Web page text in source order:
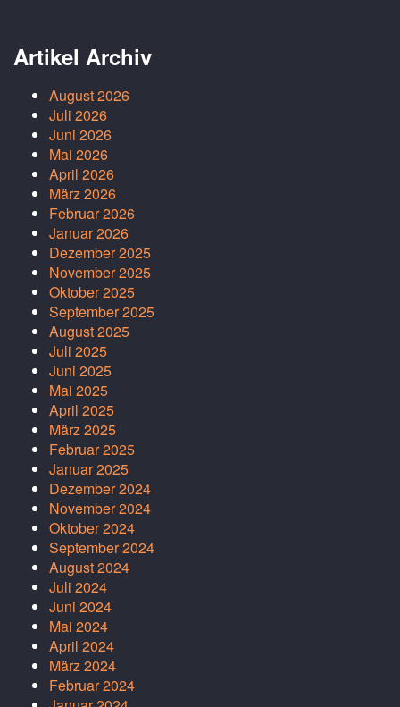
Artikel Archiv
August 2026
Juli 2026
Juni 2026
Mai 2026
April 2026
März 2026
Februar 2026
Januar 2026
Dezember 2025
November 2025
Oktober 2025
September 2025
August 2025
Juli 2025
Juni 2025
Mai 2025
April 2025
März 2025
Februar 2025
Januar 2025
Dezember 2024
November 2024
Oktober 2024
September 2024
August 2024
Juli 2024
Juni 2024
Mai 2024
April 2024
März 2024
Februar 2024